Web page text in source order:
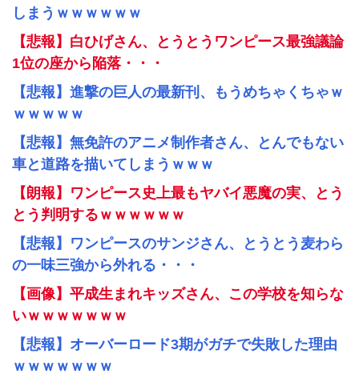
しまうｗｗｗｗｗｗ
【悲報】白ひげさん、とうとうワンピース最強議論
1位の座から陥落・・・
【悲報】進撃の巨人の最新刊、もうめちゃくちゃｗ
ｗｗｗｗｗ
【悲報】無免許のアニメ制作者さん、とんでもない
車と道路を描いてしまうｗｗｗ
【朗報】ワンピース史上最もヤバイ悪魔の実、とう
とう判明するｗｗｗｗｗｗ
【悲報】ワンピースのサンジさん、とうとう麦わら
の一味三強から外れる・・・
【画像】平成生まれキッズさん、この学校を知らな
いｗｗｗｗｗｗｗ
【悲報】オーバーロード3期がガチで失敗した理由
ｗｗｗｗｗｗｗ